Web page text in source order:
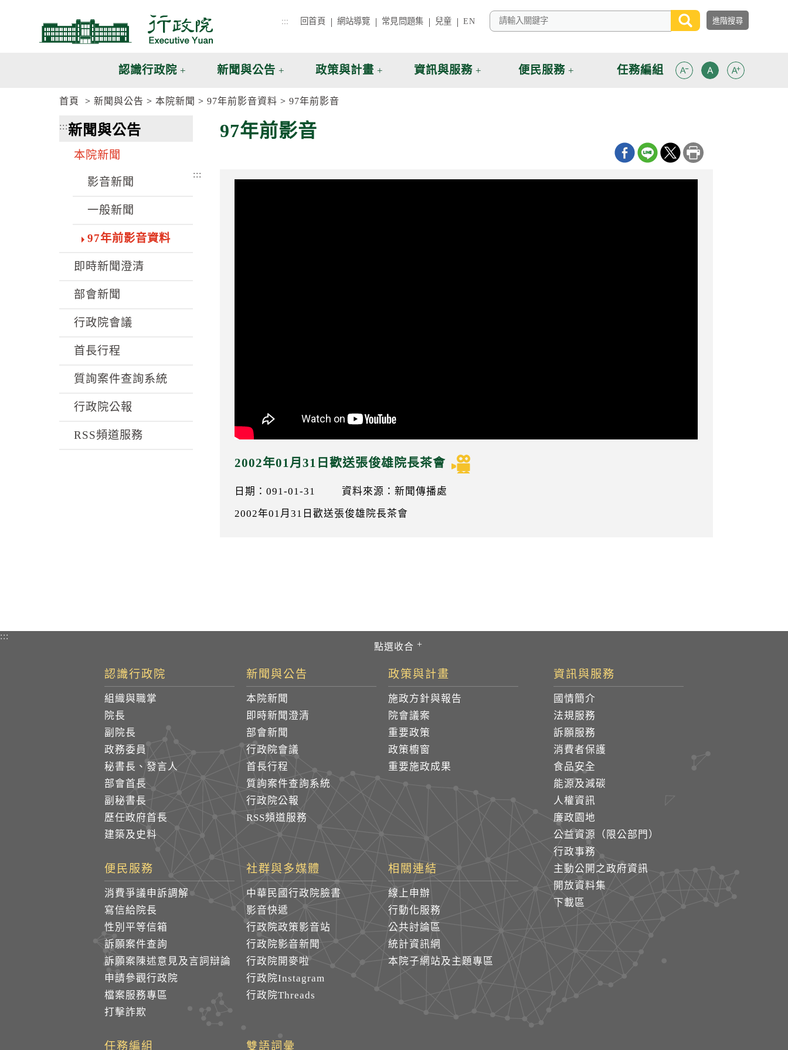
::: 回首頁 網站導覽 常見問題集 兒童 EN
認識行政院 新聞與公告 政策與計畫 資訊與服務 便民服務 任務編組
首頁 新聞與公告 本院新聞 97年前影音資料 97年前影音
:::新聞與公告
本院新聞
影音新聞
一般新聞
97年前影音資料
即時新聞澄清
部會新聞
行政院會議
首長行程
質詢案件查詢系統
行政院公報
RSS頻道服務
97年前影音
:::
2002年01月31日歡送張俊雄院長茶會
日期：091-01-31
資料來源：新聞傳播處
2002年01月31日歡送張俊雄院長茶會
:::
認識行政院
組織與職掌
院長
副院長
政務委員
秘書長、發言人
部會首長
副秘書長
歷任政府首長
建築及史料
新聞與公告
本院新聞
即時新聞澄清
部會新聞
行政院會議
首長行程
質詢案件查詢系統
行政院公報
RSS頻道服務
政策與計畫
施政方針與報告
院會議案
重要政策
政策櫥窗
重要施政成果
資訊與服務
國情簡介
法規服務
訴願服務
消費者保護
食品安全
能源及減碳
人權資訊
廉政園地
公益資源（限公部門）
行政事務
主動公開之政府資訊
開放資料集
下載區
便民服務
消費爭議申訴調解
寫信給院長
性別平等信箱
訴願案件查詢
訴願案陳述意見及言詞辯論
申請參觀行政院
檔案服務專區
打擊詐欺
社群與多媒體
中華民國行政院臉書
影音快遞
行政院政策影音站
行政院影音新聞
行政院開麥啦
行政院Instagram
行政院Threads
相關連結
線上申辦
行動化服務
公共討論區
統計資訊網
本院子網站及主題專區
任務編組 雙語詞彙